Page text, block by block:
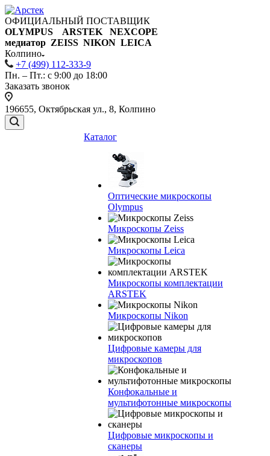
ОФИЦИАЛЬНЫЙ ПОСТАВЩИК
OLYMPUS ARSTEK NEXCOPE
медиатор ZEISS NIKON LEICA
Колпино
+7 (499) 112-333-9
Пн. – Пт.: с 9:00 до 18:00
Заказать звонок
196655, Октябрьская ул., 8, Колпино
Каталог
Оптические микроскопы
Olympus
Микроскопы Zeiss
Микроскопы Leica
Микроскопы комплектации
ARSTEK
Микроскопы Nikon
Цифровые камеры для
микроскопов
Конфокальные и
мультифотонные микроскопы
Цифровые микроскопы и
сканеры